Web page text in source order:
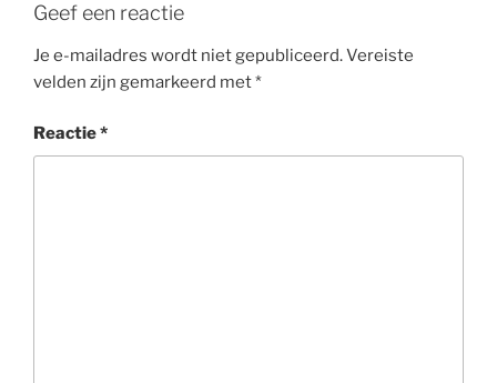
Geef een reactie
Je e-mailadres wordt niet gepubliceerd.Vereiste
velden zijn gemarkeerd met*
Reactie*